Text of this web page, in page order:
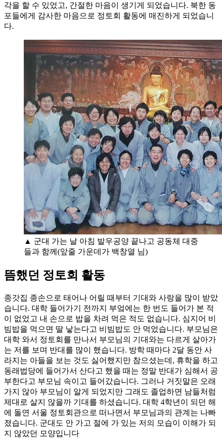
각을 할 수 있었고, 간절한 마음이 생기게 되었습니다. 북한 동
포들에게 감사한 마음으로 정토회 활동에 매진하게 되었습니
다.
▲ 군대 가는 날 아침 발우공양 끝나고 공동체 대중
들과 함께(앞줄 가운데가 백창열 님)
뜸했던 정토회 활동
종갓집 종손으로 태어나 어릴 때부터 기대와 사랑을 많이 받았
습니다. 대학 들어가기 전까지 부엌에는 한 번도 들어가 본 적
이 없었고 내 손으로 밥을 차려 먹은 적도 없습니다. 심지어 비
빔밥을 먹으면 딸 낳는다고 비빔밥도 안 먹었습니다. 부모님은
대학 와서 정토회를 만나서 부모님의 기대와는 다르게 살아가
는 저를 보며 반대를 많이 했습니다. 방학 때마다 2달 동안 사
라지는 아들을 보는 것도 싫어했지만 참으셨는데, 휴학을 하고
동래법당에 들어가서 산다고 했을 때는 정말 반대가 심해서 공
부한다고 부모님 속이고 들어갔습니다. 그러나 거짓말은 오래
가지 않아 부모님이 알게 되었지만 그래도 졸업하면 남들처럼
제대로 살지 않을까 기대를 하셨습니다. 대학 4학년이 되던 해
에 돌연 서울 정토회관으로 떠나면서 부모님과의 관계는 나빠
졌습니다. 군대도 안 가고 절에 가 있는 저의 모습이 이해가 되
지 않았던 모양입니다